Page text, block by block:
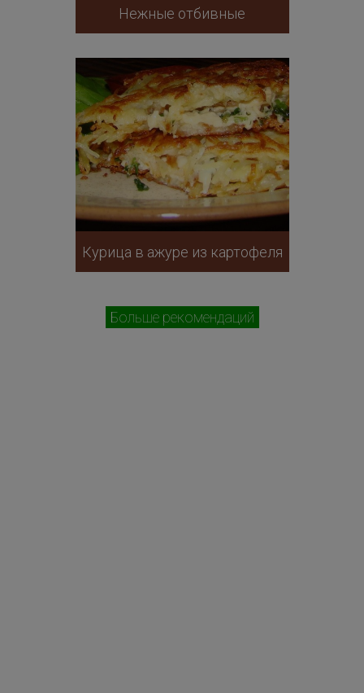
Нежные отбивные
Курица в ажуре из картофеля
Больше рекомендаций